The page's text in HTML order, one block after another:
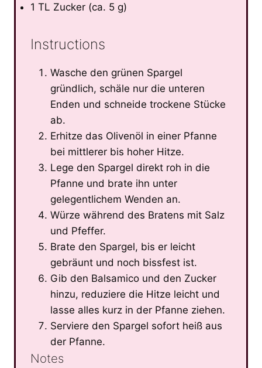
1 TL Zucker (ca. 5 g)
Instructions
Wasche den grünen Spargel
gründlich, schäle nur die unteren
Enden und schneide trockene Stücke
ab.
Erhitze das Olivenöl in einer Pfanne
bei mittlerer bis hoher Hitze.
Lege den Spargel direkt roh in die
Pfanne und brate ihn unter
gelegentlichem Wenden an.
Würze während des Bratens mit Salz
und Pfeffer.
Brate den Spargel, bis er leicht
gebräunt und noch bissfest ist.
Gib den Balsamico und den Zucker
hinzu, reduziere die Hitze leicht und
lasse alles kurz in der Pfanne ziehen.
Serviere den Spargel sofort heiß aus
der Pfanne.
Notes